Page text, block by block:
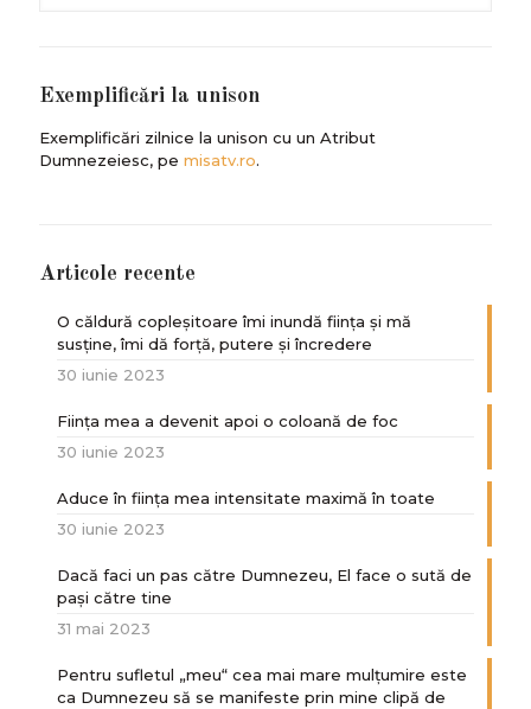
Exemplificări la unison
Exemplificări zilnice la unison cu un Atribut
Dumnezeiesc, pe misatv.ro.
Articole recente
O căldură copleșitoare îmi inundă ființa și mă
susține, îmi dă forță, putere și încredere
30 iunie 2023
Ființa mea a devenit apoi o coloană de foc
30 iunie 2023
Aduce în ființa mea intensitate maximă în toate
30 iunie 2023
Dacă faci un pas către Dumnezeu, El face o sută de
paşi către tine
31 mai 2023
Pentru sufletul „meu“ cea mai mare mulțumire este
ca Dumnezeu să se manifeste prin mine clipă de